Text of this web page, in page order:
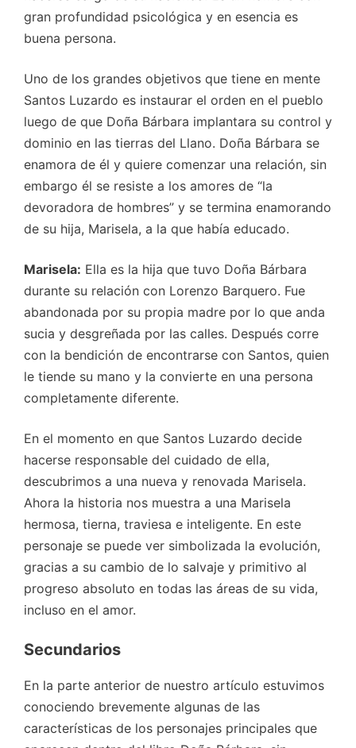
gran profundidad psicológica y en esencia es
buena persona.
Uno de los grandes objetivos que tiene en mente
Santos Luzardo es instaurar el orden en el pueblo
luego de que Doña Bárbara implantara su control y
dominio en las tierras del Llano. Doña Bárbara se
enamora de él y quiere comenzar una relación, sin
embargo él se resiste a los amores de “la
devoradora de hombres” y se termina enamorando
de su hija, Marisela, a la que había educado.
Marisela: Ella es la hija que tuvo Doña Bárbara
durante su relación con Lorenzo Barquero. Fue
abandonada por su propia madre por lo que anda
sucia y desgreñada por las calles. Después corre
con la bendición de encontrarse con Santos, quien
le tiende su mano y la convierte en una persona
completamente diferente.
En el momento en que Santos Luzardo decide
hacerse responsable del cuidado de ella,
descubrimos a una nueva y renovada Marisela.
Ahora la historia nos muestra a una Marisela
hermosa, tierna, traviesa e inteligente. En este
personaje se puede ver simbolizada la evolución,
gracias a su cambio de lo salvaje y primitivo al
progreso absoluto en todas las áreas de su vida,
incluso en el amor.
Secundarios
En la parte anterior de nuestro artículo estuvimos
conociendo brevemente algunas de las
características de los personajes principales que